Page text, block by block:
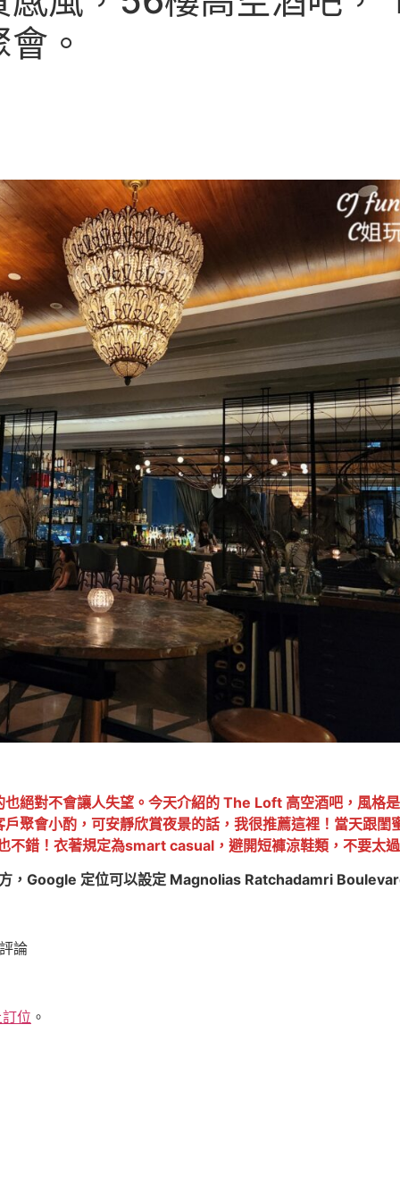
。
絕對不會讓人失望。今天介紹的 The Loft 高空酒吧，風格
聚會小酌，可安靜欣賞夜景的話，我很推薦這裡！當天跟
錯！衣著規定為smart casual，避開短褲涼鞋類，不要太
，Google 定位可以設定 Magnolias Ratchadamri
論
位 。